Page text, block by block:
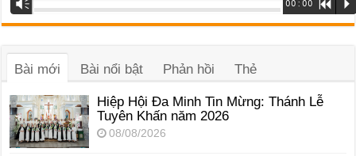
phát
âm
Vm 00:00 R P
Bài mới Bài nổi bật Phản hồi Thẻ
Hiệp Hội Đa Minh Tin Mừng: Thánh Lễ
Tuyên Khấn năm 2026
08/08/2026